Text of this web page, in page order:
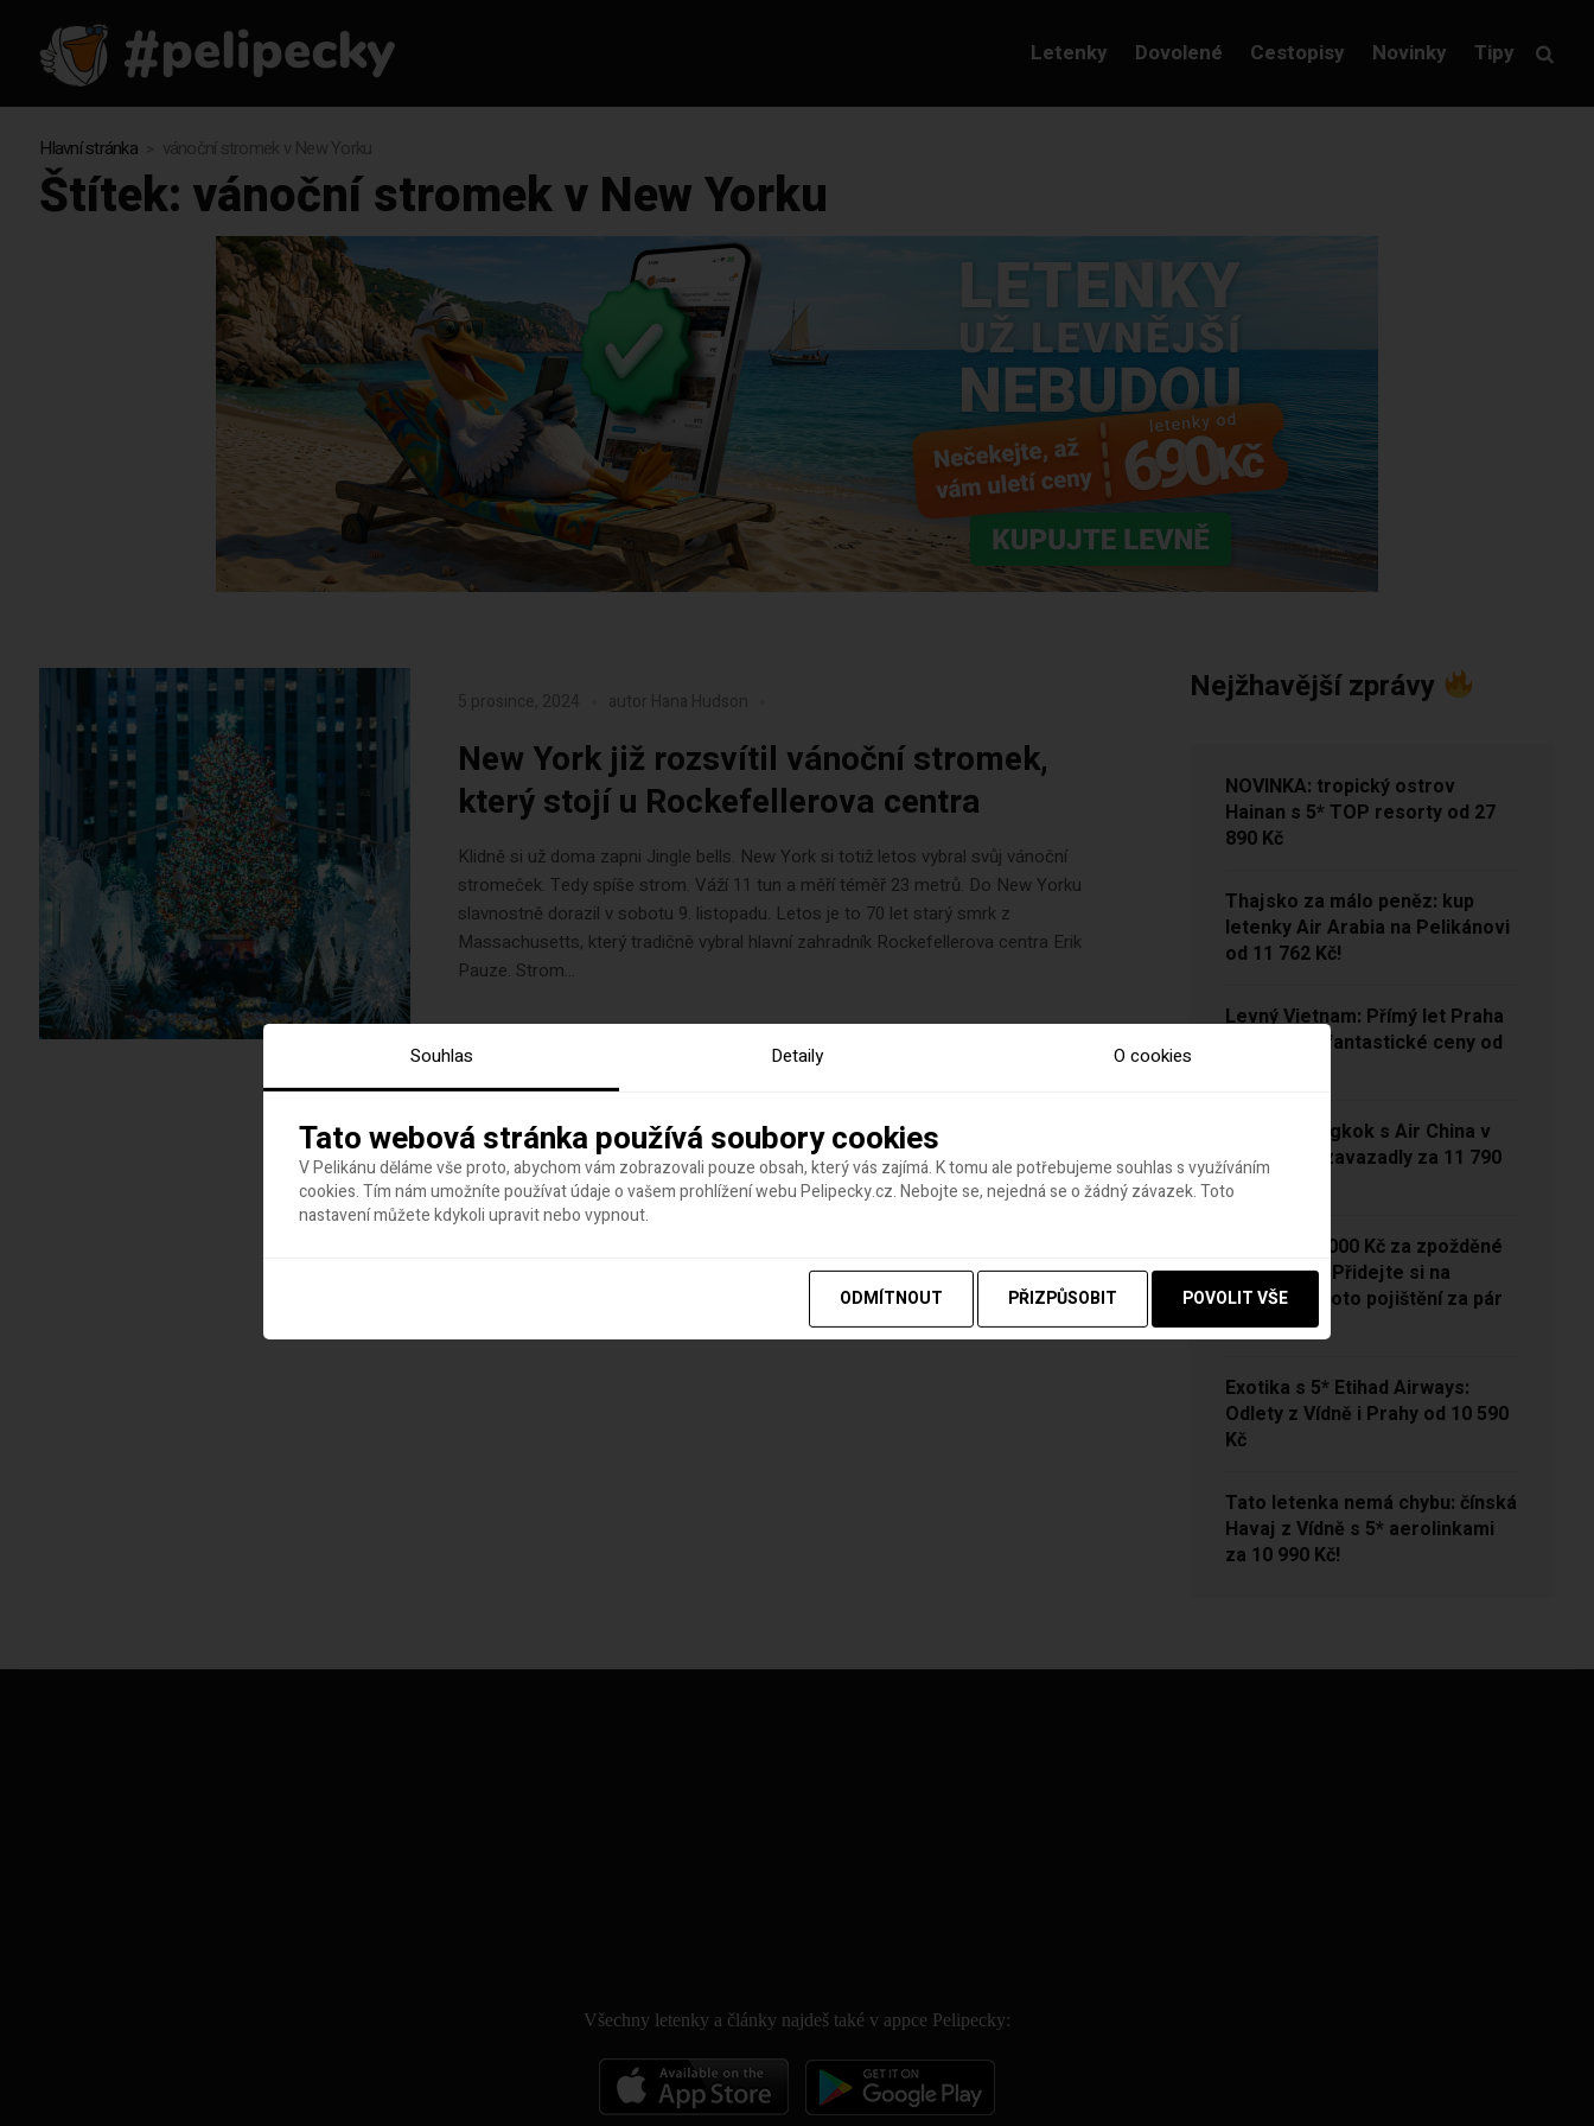
Letenky Dovolené Cestopisy Novinky Tipy
Hlavní stránka vánoční stromek v New Yorku
Štítek:vánoční stromek v New Yorku
5 prosince, 2024 autor Hana Hudson
New York již rozsvítil vánoční stromek,
který stojí u Rockefellerova centra
Klidně si už doma zapni Jingle bells. New York si totiž letos vybral svůj vánoční
stromeček. Tedy spíše strom. Váží 11 tun a měří téměř 23 metrů. Do New Yorku
slavnostně dorazil v sobotu 9. listopadu. Letos je to 70 let starý smrk z
Massachusetts, který tradičně vybral hlavní zahradník Rockefellerova centra Erik
Pauze. Strom...
Nejžhavější zprávy
NOVINKA: tropický ostrov
Hainan s 5* TOP resorty od 27
890 Kč
Thajsko za málo peněz: kup
letenky Air Arabia na Pelikánovi
od 11 762 Kč!
Levný Vietnam: Přímý let Praha
– Hanoj za fantastické ceny od
Vídeň – Bangkok s Air China v
sezóně se zavazadly za 11 790
Kč!
NOVINKA: 5000 Kč za zpožděné
zavazadlo? Přidejte si na
Pelikánovi toto pojištění za pár
korun
Exotika s 5* Etihad Airways:
Odlety z Vídně i Prahy od 10 590
Kč
Tato letenka nemá chybu: čínská
Havaj z Vídně s 5* aerolinkami
za 10 990 Kč!
Všechny letenky a články najdeš také v appce Pelipecky:
Souhlas Detaily O cookies
Tato webová stránka používá soubory cookies
V Pelikánu děláme vše proto, abychom vám zobrazovali pouze obsah, který vás zajímá. K tomu ale potřebujeme souhlas s využíváním
cookies. Tím nám umožníte používat údaje o vašem prohlížení webu Pelipecky.cz. Nebojte se, nejedná se o žádný závazek. Toto
nastavení můžete kdykoli upravit nebo vypnout.
ODMÍTNOUT PŘIZPŮSOBIT POVOLIT VŠE